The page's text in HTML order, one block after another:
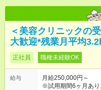
＜美容クリニックの
大歓迎*残業月平均
正社員 職種未経験OK
給与
月給250,000円～
※試用期間6ヶ月あり